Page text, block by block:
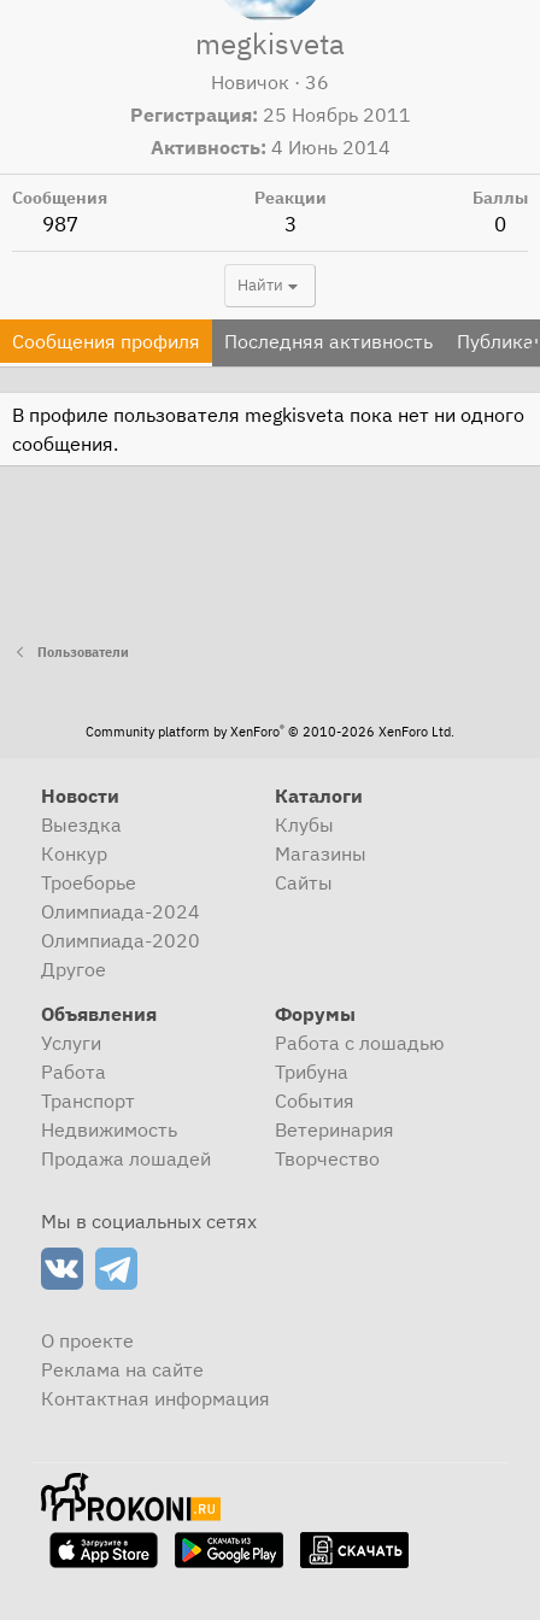
megkisveta
Новичок · 36
Регистрация 25 Ноябрь 2011
Активность 4 Июнь 2014
Сообщения
987
Реакции
3
Баллы
0
Найти
Сообщения профиля Последняя активность
В профиле пользователя megkisveta пока нет ни одного
сообщения.
Пользователи
Community platform by XenForo® © 2010-2026 XenForo Ltd.
Новости
Выездка
Конкур
Троеборье
Олимпиада-2024
Олимпиада-2020
Другое
Каталоги
Клубы
Магазины
Сайты
Объявления
Услуги
Работа
Транспорт
Недвижимость
Продажа лошадей
Форумы
Работа с лошадью
Трибуна
События
Ветеринария
Творчество
Мы в социальных сетях
О проекте
Реклама на сайте
Контактная информация